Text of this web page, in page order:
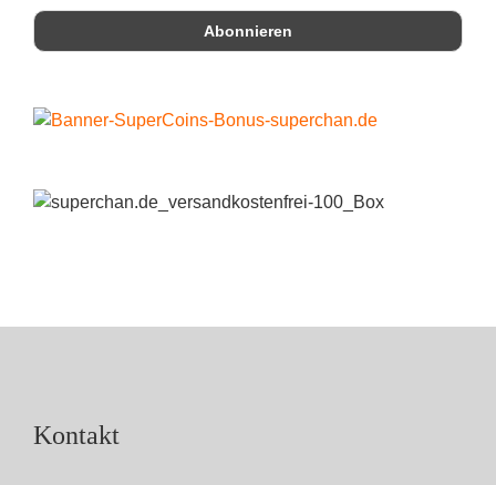
Kontakt